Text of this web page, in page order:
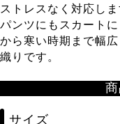
ストレスなく対応しま
パンツにもスカート
から寒い時期まで幅
織りです。
サイズ